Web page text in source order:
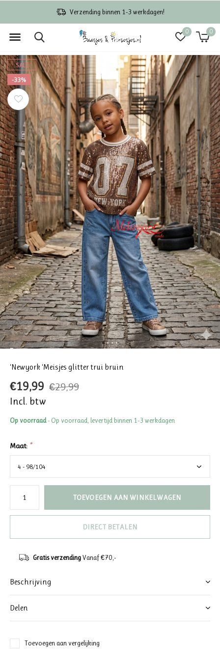
0 0
Verzending binnen 1-3 werkdagen!
SALE
-33%
‘Newyork ‘Meisjes glitter trui bruin
€19,99 €29,99
Incl. btw
Op voorraad- Op voorraad, levertijd binnen 1-3 werkdagen
Maat: *
TOEVOEGEN AAN WINKELWAGEN
DIRECT BETALEN
Gratis verzendingVanaf €70,-
Beschrijving
Delen
Toevoegen aan vergelijking